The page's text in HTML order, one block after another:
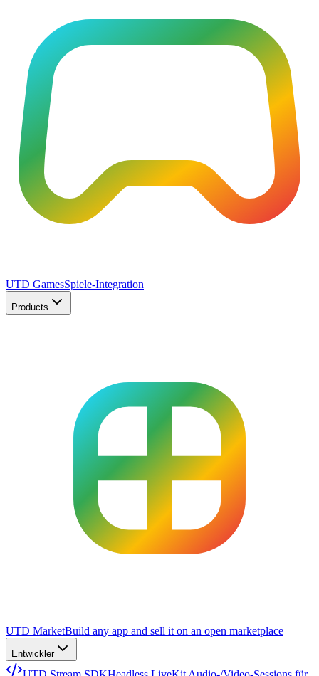
UTD GamesSpiele-Integration
Products
UTD MarketBuild any app and sell it on an open marketplace
Entwickler